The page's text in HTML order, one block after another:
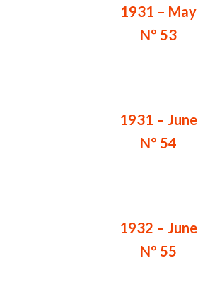
1931 – May
Nº 53
1931 – June
Nº 54
1932 – June
Nº 55